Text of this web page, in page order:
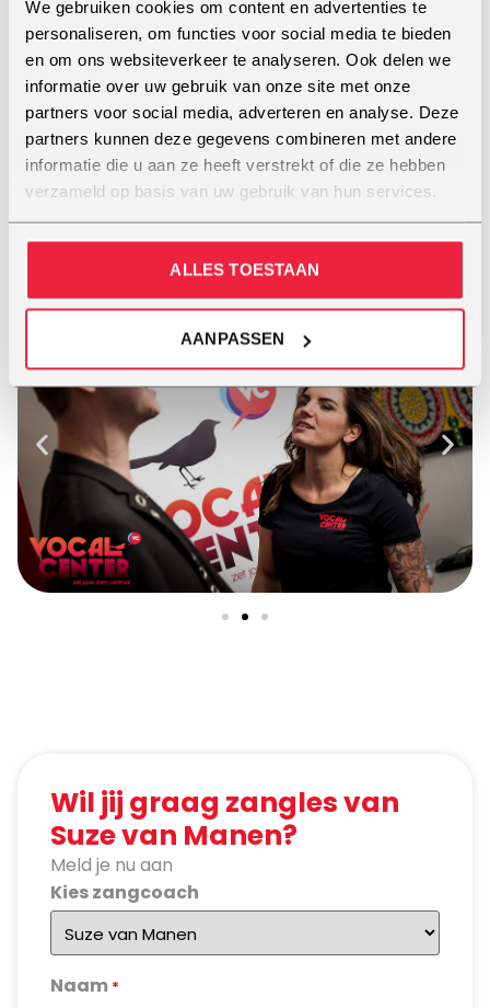
We gebruiken cookies om content en advertenties te
personaliseren, om functies voor social media te bieden
en om ons websiteverkeer te analyseren. Ook delen we
informatie over uw gebruik van onze site met onze
partners voor social media, adverteren en analyse. Deze
partners kunnen deze gegevens combineren met andere
informatie die u aan ze heeft verstrekt of die ze hebben
verzameld op basis van uw gebruik van hun services.
ALLES TOESTAAN
AANPASSEN
hiermee veel ervaring opgebouwd. Ook heeft Suze
als songwriter verschillende internationale writing
camps bezocht en schreef ze voor haarzelf en
andere artiesten. Naast de vele optredens met
eigen werk en covers is Suze vaak in de studio te
vinden voor opnames van haar eigen werk en voor
anderen. Al meer dan 15 jaar staat ze wekelijks op
het podium met covers en eigen werk. Haar unieke
Wil jij graag zangles van
Suze van Manen?
Meld je nu aan
Kies zangcoach
Naam *